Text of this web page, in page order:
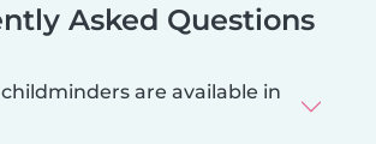
Asked Questions
are available in